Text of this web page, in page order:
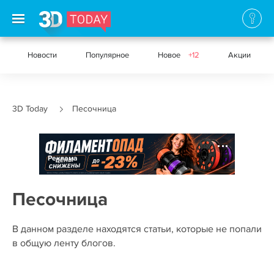
Новости Популярное Новое +12 Акции
3D Today Песочница
Реклама
Песочница
В данном разделе находятся статьи, которые не попали
в общую ленту блогов.